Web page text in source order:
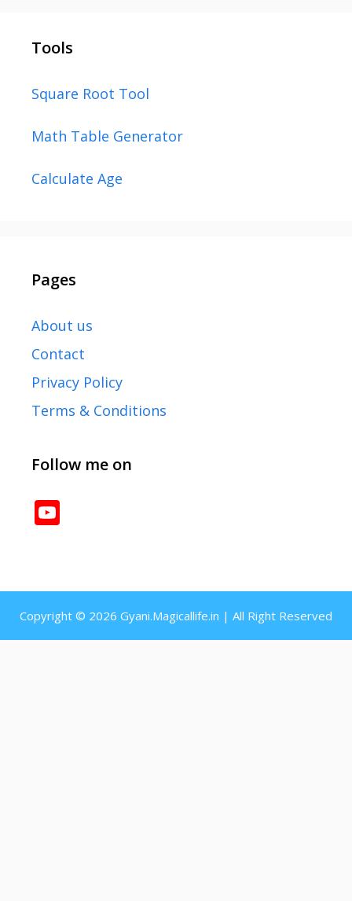
Tools
Square Root Tool
Math Table Generator
Calculate Age
Pages
About us
Contact
Privacy Policy
Terms & Conditions
Follow me on
Copyright © 2026 Gyani.Magicallife.in | All Right Reserved